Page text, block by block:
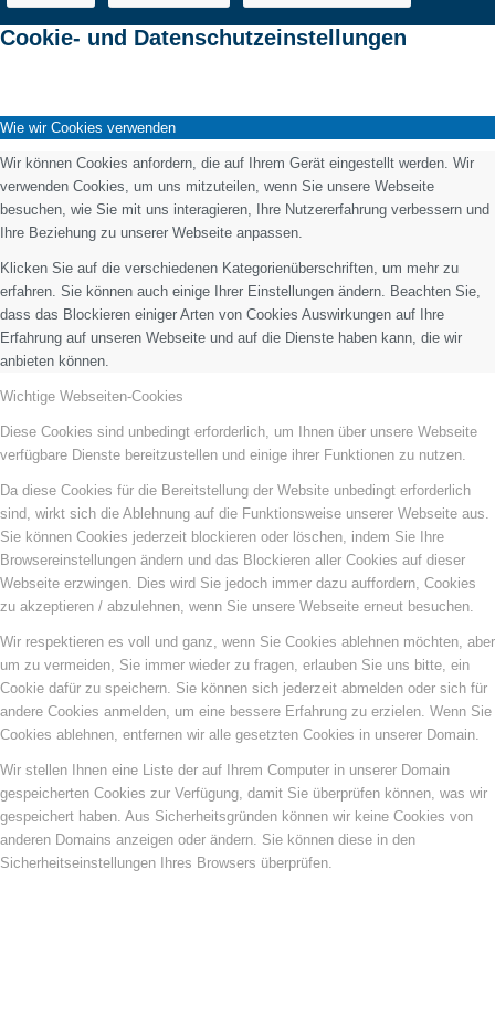
Cookie- und Datenschutzeinstellungen
Wie wir Cookies verwenden
Wir können Cookies anfordern, die auf Ihrem Gerät eingestellt werden. Wir
verwenden Cookies, um uns mitzuteilen, wenn Sie unsere Webseite
besuchen, wie Sie mit uns interagieren, Ihre Nutzererfahrung verbessern und
Ihre Beziehung zu unserer Webseite anpassen.
Klicken Sie auf die verschiedenen Kategorienüberschriften, um mehr zu
erfahren. Sie können auch einige Ihrer Einstellungen ändern. Beachten Sie,
dass das Blockieren einiger Arten von Cookies Auswirkungen auf Ihre
Erfahrung auf unseren Webseite und auf die Dienste haben kann, die wir
anbieten können.
Wichtige Webseiten-Cookies
Diese Cookies sind unbedingt erforderlich, um Ihnen über unsere Webseite
verfügbare Dienste bereitzustellen und einige ihrer Funktionen zu nutzen.
Da diese Cookies für die Bereitstellung der Website unbedingt erforderlich
sind, wirkt sich die Ablehnung auf die Funktionsweise unserer Webseite aus.
Sie können Cookies jederzeit blockieren oder löschen, indem Sie Ihre
Browsereinstellungen ändern und das Blockieren aller Cookies auf dieser
Webseite erzwingen. Dies wird Sie jedoch immer dazu auffordern, Cookies
zu akzeptieren / abzulehnen, wenn Sie unsere Webseite erneut besuchen.
Wir respektieren es voll und ganz, wenn Sie Cookies ablehnen möchten, aber
um zu vermeiden, Sie immer wieder zu fragen, erlauben Sie uns bitte, ein
Cookie dafür zu speichern. Sie können sich jederzeit abmelden oder sich für
andere Cookies anmelden, um eine bessere Erfahrung zu erzielen. Wenn Sie
Cookies ablehnen, entfernen wir alle gesetzten Cookies in unserer Domain.
Wir stellen Ihnen eine Liste der auf Ihrem Computer in unserer Domain
gespeicherten Cookies zur Verfügung, damit Sie überprüfen können, was wir
gespeichert haben. Aus Sicherheitsgründen können wir keine Cookies von
anderen Domains anzeigen oder ändern. Sie können diese in den
Sicherheitseinstellungen Ihres Browsers überprüfen.